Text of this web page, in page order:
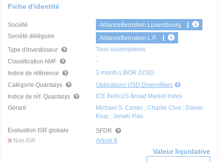
Fiche d'identité
Société
AllianceBernstein Luxembourg
Société déléguée
AllianceBernstein L.P.
Type d'investisseur
Tous souscripteurs
Classification AMF
-
Indice de référence
3-month LIBOR (USD)
Catégorie Quantalys
Obligations USD Diversifiées
Indice de réf. Quantalys
ICE BofA US Broad Market Index
Gérant
Michael S. Canter ; Charlie Choi ; Daniel
Krup ; Janaki Rao
Evaluation ISR globale
Non ISR
SFDR
Article 8
Valeur liquidative